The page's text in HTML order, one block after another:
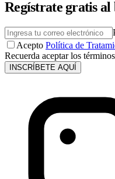
Regístrate gratis al
Acepto Política de
Recuerda aceptar los
INSCRÍBETE AQUÍ